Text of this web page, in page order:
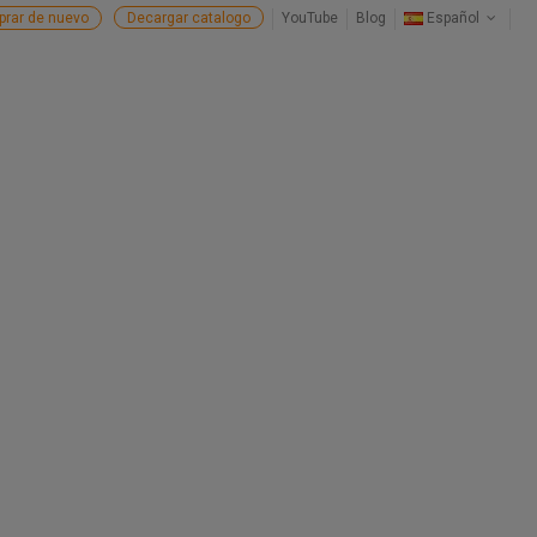
Español
Blog
YouTube
Decargar catalogo
de nuevo